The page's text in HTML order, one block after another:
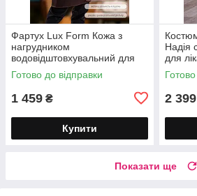
Фартух Lux Form Кожа з
нагрудником
водовідштовхувальний для
офіціанта бармена перукаря
коричневий
Готово до відправки
1 459 ₴
Купити
Надія
для
2 399
Показати ще